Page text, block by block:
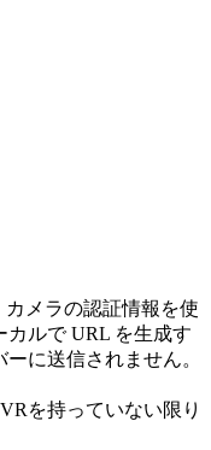
カメラの認証情報を使
カルで URL を生成す
に送信されません。
を持っていない限り